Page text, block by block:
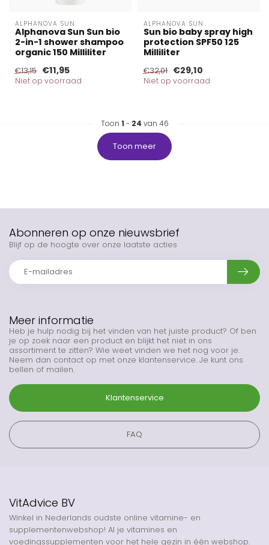
ALPHANOVA SUN
Alphanova Sun Sun bio
2-in-1 shower shampoo
organic 150 Milliliter
€13,15 €11,95
Niet op voorraad
ALPHANOVA SUN
Sun bio baby spray high
protection SPF50 125
Milliliter
€32,01 €29,10
Niet op voorraad
Toon 1 - 24 van 46
Toon meer
Meer informatie
Heb je hulp nodig bij het vinden van het juiste product? Of ben
je op zoek naar een product en blijkt het niet in ons
assortiment te zitten? Wie weet vinden we het nog voor je.
Neem dan contact op met onze klantenservice. Je kunt ons
bellen of mailen.
Klantenservice
FAQ
Abonneren op onze nieuwsbrief
Blijf op de hoogte over onze laatste acties
VitAdvice BV
Winkel in Nederlands oudste online vitamine- en
supplementenwebshop! Al je vitamines en
voedingssupplementen voor het hele gezin in één webshop.